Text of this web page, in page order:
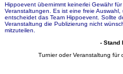
Hippoevent übernimmt keinerlei Gewähr
Veranstaltungen. Es ist eine freie
entscheidet das Team Hippoevent. Sollte
Veranstaltung die Publizierung nicht
mitzuteilen.
- Stand
Turnier oder Veranstaltung